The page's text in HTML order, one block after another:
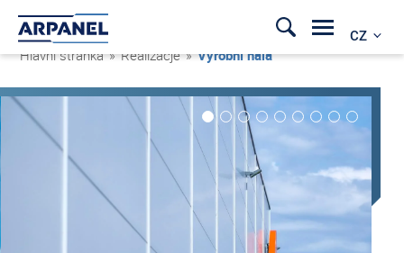
CZ
Hlavní stránka » Realizacje »Výrobní hala